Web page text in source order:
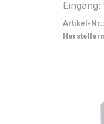
Eingang:
Watt
Artikel-Nr.:
In den